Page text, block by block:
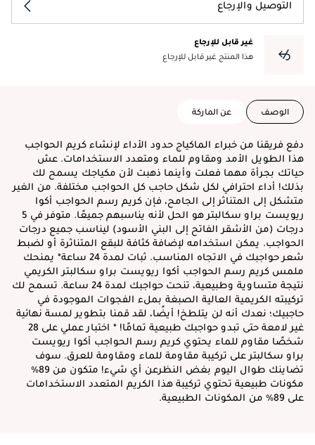
التوصيل والإرجاع
غير قابل للإرجاع
هذا المنتج غير قابل للإرجاع
الوصف عن الماركة
دفع فريقنا من خبراء الماكياج حدود الأداء لإنشاء كريم الحواجب
هذا الطويل الأمد ومقاوم للماء ومتعدد الاستخدامات. عش
حياتك بجرأة مهما فعلت وأينما ذهبت لأن مكياجك يسمح لك
بذلك! أداء احترافي لكل شكل حاجب كل الحواجب مختلفة. من الغير
متشكل إلى المتناثر إلى الجامح، فإن كريم رسم الحواجب أكوا
ريويست براو سكالبتر هو الحل لأنه يناسبهم جميعًا. متوفر في 5
درجات (من الأشقر الفاتح إلى البني الأسود) ليناسب جميع درجات
الحواجب. يمكن استخدامه لإضافة كثافة للبقع المتناثرة أو لضبط
شعر حواجبك في الاتجاه المناسب. ثبات لمدة 24 ساعة* يمنحك
ملمس كريم رسم الحواجب أكوا ريويست براو سكالبتر الكريمي
نتيجة متساوية وطبيعية، تنحت حواجبك لمدة 24 ساعة. تسمح لك
تركيبته الكريمية العالية الصبغة بملء الفجوات الموجودة في
حاجبيك؛ نعدك أنه لن يتلطخ! أيضًا، لقد قمنا بتطوير لمسة نهائية
غير لامعة حتى تبدو حواجبك طبيعية تمامًا! * اختبار عملي على 28
شخصًا مقاوم للماء يحتوي كريم رسم الحواجب أكوا ريويست
براو سكالبتر على تركيبة مقاومة للماء ومقاومة للعرق. سوف
تضاينك طوال اليوم بغض النظرعن أي شيء! متكون من 89%
مكونات طبيعية تحتوي تركيبة هذا الكريم المتعدد الاستخدامات
على 89% من المكونات الطبيعية.